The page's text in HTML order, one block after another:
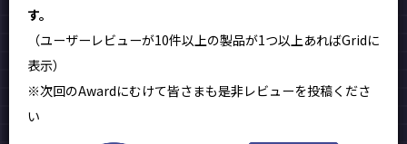
す。
（ユーザーレビューが10件以上の製品が1つ以上あればGridに
表示）
※次回のAwardにむけて皆さまも是非レビューを投稿くださ
い